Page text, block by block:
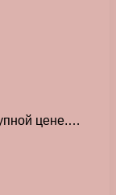
цене.…